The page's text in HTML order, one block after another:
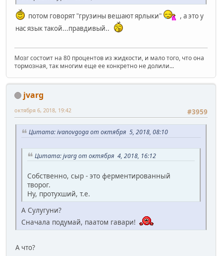
потом говорят "грузины вешают ярлыки"
, а это у
нас язык такой...правдивый..
Мозг состоит на 80 процентов из жидкости, и мало того, что она
тормозная, так многим еще ее конкретно не долили...
jvarg
#3959
октября 6, 2018, 19:42
Цитата: ivanovgoga от октября 5, 2018, 08:10
Цитата: jvarg от октября 4, 2018, 16:12
Собственно, сыр - это ферментированный
творог.
Ну, протухший, т.е.
А Сулугуни?
Сначала подумай, паатом гавари!
А что?